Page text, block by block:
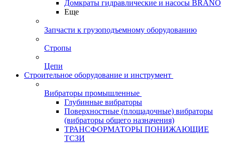
Домкраты гидравлические и насосы BRANO
Еще
Запчасти к грузоподъемному оборудованию
Стропы
Цепи
Строительное оборудование и инструмент
Вибраторы промышленные
Глубинные вибраторы
Поверхностные (площадочные) вибраторы
(вибраторы общего назначения)
ТРАНСФОРМАТОРЫ ПОНИЖАЮЩИЕ
ТСЗИ